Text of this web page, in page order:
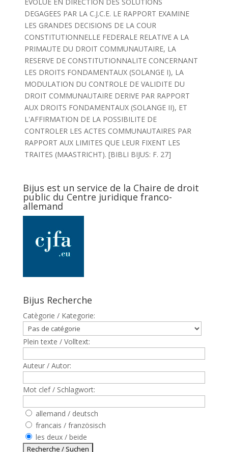
DEGAGEES PAR LA C.J.C.E. LE RAPPORT EXAMINE
LES GRANDES DECISIONS DE LA COUR
CONSTITUTIONNELLE FEDERALE RELATIVE A LA
PRIMAUTE DU DROIT COMMUNAUTAIRE, LA
RESERVE DE CONSTITUTIONNALITE CONCERNANT
LES DROITS FONDAMENTAUX (SOLANGE I), LA
MODULATION DU CONTROLE DE VALIDITE DU
DROIT COMMUNAUTAIRE DERIVE PAR RAPPORT
AUX DROITS FONDAMENTAUX (SOLANGE II), ET
L'AFFIRMATION DE LA POSSIBILITE DE
CONTROLER LES ACTES COMMUNAUTAIRES PAR
RAPPORT AUX LIMITES QUE LEUR FIXENT LES
TRAITES (MAASTRICHT). [BIBLI BIJUS: F. 27]
Bijus est un service de la Chaire de droit
public du Centre juridique franco-
allemand
Bijus Recherche
Catègorie / Kategorie:
Plein texte / Volltext:
Auteur / Autor:
Mot clef / Schlagwort:
allemand / deutsch
francais / französisch
les deux / beide